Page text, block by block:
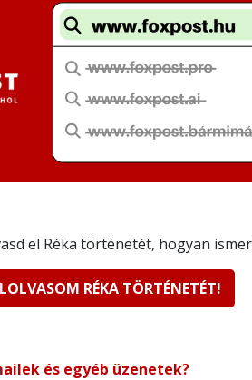
el Réka történetét, hogyan
RÉKA TÖRTÉNETÉT!
és egyéb üzenetek?